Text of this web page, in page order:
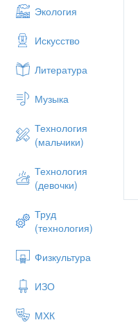
Экология
Искусство
Литература
Музыка
Технология
(мальчики)
Технология
(девочки)
Труд
(технология)
Физкультура
ИЗО
МХК